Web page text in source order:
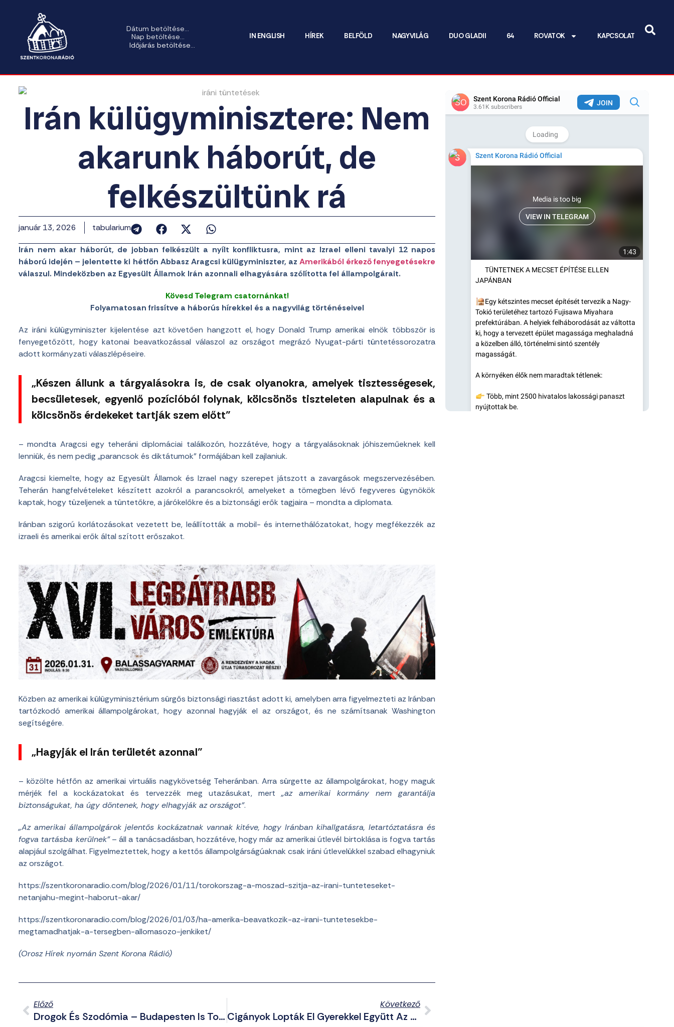
Dátum betöltése...
Nap betöltése...
Időjárás betöltése...
IN ENGLISH HÍREK BELFÖLD NAGYVILÁG DUO GLADII 64 ROVATOK KAPCSOLAT
Irán külügyminisztere: Nem
akarunk háborút, de
felkészültünk rá
január 13, 2026 tabularium
Irán nem akar háborút, de jobban felkészült a nyílt konfliktusra, mint az Izrael elleni tavalyi 12 napos
háború idején – jelentette ki hétfőn Abbasz Aragcsi külügyminiszter, azAmerikából érkező fenyegetésekre
válaszul. Mindeközben az Egyesült Államok Irán azonnali elhagyására szólította fel állampolgárait.
Kövesd Telegram csatornánkat!
Folyamatosan frissítve a háborús hírekkel és a nagyvilág történéseivel
Az iráni külügyminiszter kijelentése azt követően hangzott el, hogy Donald Trump amerikai elnök többször is
fenyegetőzött, hogy katonai beavatkozással válaszol az országot megrázó Nyugat-párti tüntetéssorozatra
adott kormányzati válaszlépéseire.
„Készen állunk a tárgyalásokra is, de csak olyanokra, amelyek tisztességesek,
becsületesek, egyenlő pozícióból folynak, kölcsönös tiszteleten alapulnak és a
kölcsönös érdekeket tartják szem előtt”
– mondta Aragcsi egy teheráni diplomáciai találkozón, hozzátéve, hogy a tárgyalásoknak jóhiszeműeknek kell
lenniük, és nem pedig „parancsok és diktátumok” formájában kell zajlaniuk.
Aragcsi kiemelte, hogy az Egyesült Államok és Izrael nagy szerepet játszott a zavargások megszervezésében.
Teherán hangfelvételeket készített azokról a parancsokról, amelyeket a tömegben lévő fegyveres ügynökök
kaptak, hogy tüzeljenek a tüntetőkre, a járókelőkre és a biztonsági erők tagjaira – mondta a diplomata.
Iránban szigorú korlátozásokat vezetett be, leállították a mobil- és internethálózatokat, hogy megfékezzék az
izraeli és amerikai erők által szított erőszakot.
Közben az amerikai külügyminisztérium sürgős biztonsági riasztást adott ki, amelyben arra figyelmezteti az Iránban
tartózkodó amerikai állampolgárokat, hogy azonnal hagyják el az országot, és ne számítsanak Washington
segítségére.
„Hagyják el Irán területét azonnal”
– közölte hétfőn az amerikai virtuális nagykövetség Teheránban. Arra sürgette az állampolgárokat, hogy maguk
mérjék fel a kockázatokat és tervezzék meg utazásukat, mert „az amerikai kormány nem garantálja
biztonságukat, ha úgy döntenek, hogy elhagyják az országot”.
„Az amerikai állampolgárok jelentős kockázatnak vannak kitéve, hogy Iránban kihallgatásra, letartóztatásra és
fogva tartásba kerülnek”– áll a tanácsadásban, hozzátéve, hogy már az amerikai útlevél birtoklása is fogva tartás
alapjául szolgálhat. Figyelmeztettek, hogy a kettős állampolgárságúaknak csak iráni útlevelükkel szabad elhagyniuk
az országot.
https://szentkoronaradio.com/blog/2026/01/11/torokorszag-a-moszad-szitja-az-irani-tunteteseket-
netanjahu-megint-haborut-akar/
https://szentkoronaradio.com/blog/2026/01/03/ha-amerika-beavatkozik-az-irani-tuntetesekbe-
megtamadhatjak-a-tersegben-allomasozo-jenkiket/
(Orosz Hírek nyomán Szent Korona Rádió)
Előző
Drogok És Szodómia – Budapesten Is Tombol A Chemsex Elmebaj
Következő
Cigányok Lopták El Gyerekkel Együtt Az Autót Szombathelyen